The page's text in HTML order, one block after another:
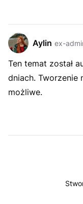
Aylin ex-
Ten temat został
dniach. Tworzenie
możliwe.